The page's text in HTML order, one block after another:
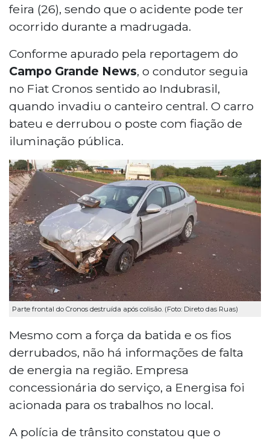
feira (26), sendo que o acidente pode ter
ocorrido durante a madrugada.
Conforme apurado pela reportagem do
Campo Grande News, o condutor seguia
no Fiat Cronos sentido ao Indubrasil,
quando invadiu o canteiro central. O carro
bateu e derrubou o poste com fiação de
iluminação pública.
Parte frontal do Cronos destruída após colisão. (Foto: Direto das Ruas)
Mesmo com a força da batida e os fios
derrubados, não há informações de falta
de energia na região. Empresa
concessionária do serviço, a Energisa foi
acionada para os trabalhos no local.
A polícia de trânsito constatou que o